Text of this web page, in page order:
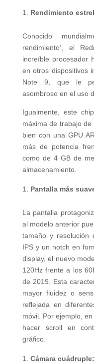
Rendimiento
Conocido
rendimiento’, el
increíble procesador
en otros dispositivos
Note 9, que le
asombroso en el uso
Igualmente, este
máxima de trabajo
bien con una GPU
más de potencia
como de 4 GB de
almacenamiento.
Pantalla más
La pantalla
al modelo anterior
tamaño y resolución
IPS y un notch en
display, el nuevo
120Hz frente a los
de 2019. Esta
mayor fluidez o
reflejada en
móvil. Por ejemplo,
hacer scroll en
gráfico.
Cámara cuádruple: